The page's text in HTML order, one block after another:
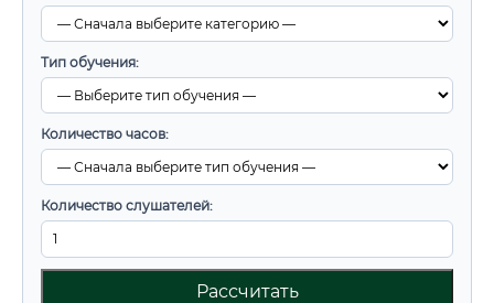
Тип обучения:
Количество часов:
Количество слушателей:
Рассчитать